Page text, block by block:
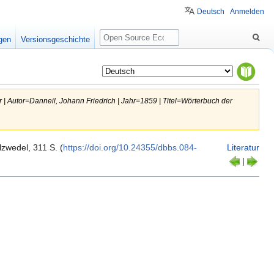
Autor=Danneil, Johann Friedrich | Jahr=1859 | Titel=Wörterbuch der
Literatur
|
311 S. (https:/​/​doi.​org/​10.​24355/​dbbs.​084-
Deutsch Anmelden
Versionsgeschichte
Suche